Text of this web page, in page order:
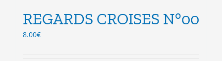
REGARDS CROISES N°00
8.00€